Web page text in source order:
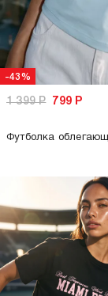
-43%
1 399Р 799 Р
Футболка